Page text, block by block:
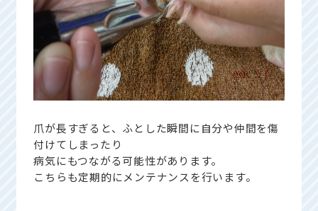
爪が長すぎると、ふとした瞬間に自分や仲間を傷
付けてしまったり
病気にもつながる可能性があります。
こちらも定期的にメンテナンスを行います。